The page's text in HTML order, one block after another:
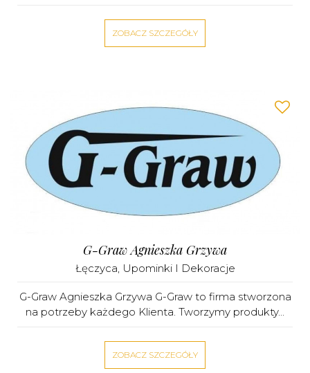
ZOBACZ SZCZEGÓŁY
G-Graw Agnieszka Grzywa
Łęczyca, Upominki I Dekoracje
G-Graw Agnieszka Grzywa G-Graw to firma stworzona
na potrzeby każdego Klienta. Tworzymy produkty...
ZOBACZ SZCZEGÓŁY